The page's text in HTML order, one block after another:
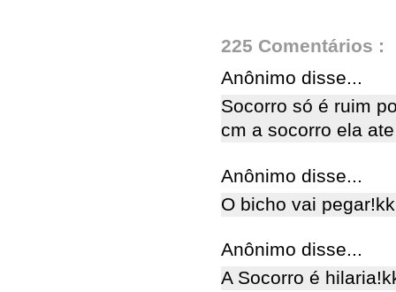
225 Comentários :
Anônimo disse...
Socorro só é ruim
cm a socorro ela
Anônimo disse...
O bicho vai
Anônimo disse...
A Socorro é